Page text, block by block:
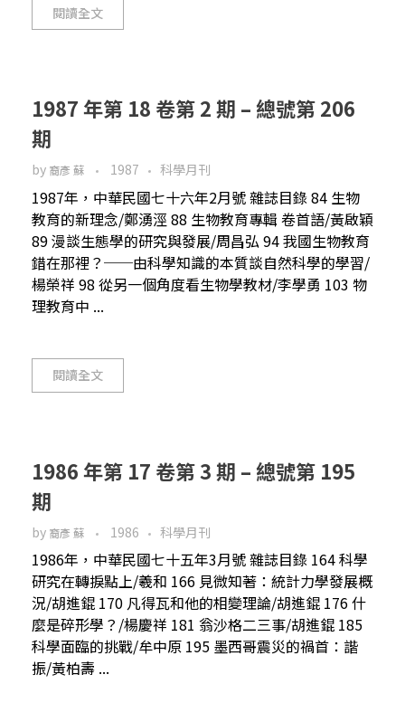
閱讀全文
1987 年第 18 卷第 2 期 – 總號第 206
期
by 裔彥 蘇 1987 科學月刊
1987年，中華民國七十六年2月號 雜誌目錄 84 生物
教育的新理念/鄭湧涇 88 生物教育專輯 卷首語/黃啟穎
89 漫談生態學的研究與發展/周昌弘 94 我國生物教育
錯在那裡？──由科學知識的本質談自然科學的學習/
楊榮祥 98 從另一個角度看生物學教材/李學勇 103 物
理教育中 ...
閱讀全文
1986 年第 17 卷第 3 期 – 總號第 195
期
by 裔彥 蘇 1986 科學月刊
1986年，中華民國七十五年3月號 雜誌目錄 164 科學
研究在轉捩點上/羲和 166 見微知著：統計力學發展概
況/胡進錕 170 凡得瓦和他的相變理論/胡進錕 176 什
麼是碎形學？/楊慶祥 181 翁沙格二三事/胡進錕 185
科學面臨的挑戰/牟中原 195 墨西哥震災的禍首：諧
振/黃柏壽 ...